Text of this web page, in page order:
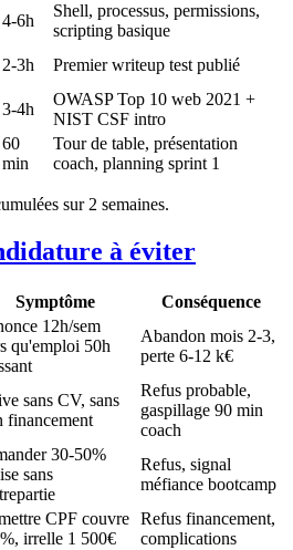
4-6h
Shell, processus, permissions,
scripting basique
2-3h
Premier writeup test publié
3-4h
OWASP Top 10 web 2021 +
NIST CSF intro
60
min
Tour de table, présentation
coach, planning sprint 1
sur 2 semaines.
à éviter
Symptôme
Conséquence
12h/sem
qu'emploi 50h
Abandon mois 2-3,
perte 6-12 k€
sans CV, sans
financement
Refus probable,
gaspillage 90 min
coach
30-50%
sans
Refus, signal
méfiance bootcamp
CPF couvre
irrelle 1 500€
Refus financement,
complications